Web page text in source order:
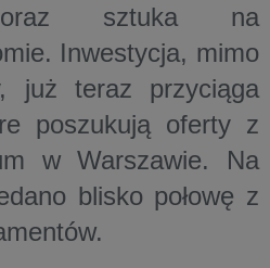
oraz sztuka na
Inwestycja, mimo
już teraz przyciąga
poszukują oferty z
w Warszawie. Na
blisko połowę z